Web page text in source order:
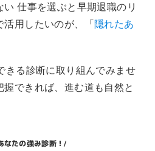
仕事を選ぶと早期退職のリ
活用したいのが、「隠れたあ
きる診断に取り組んでみませ
できれば、進む道も自然と
なたの強み診断！/